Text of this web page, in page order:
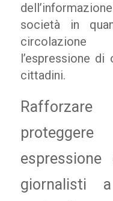
società in
circolazione
l’espressione
cittadini.
giornalisti